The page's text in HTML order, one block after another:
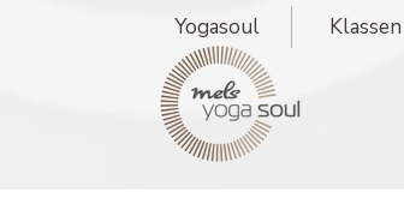
Yogasoul Klassen